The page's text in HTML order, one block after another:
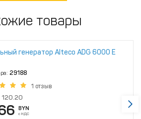
товары
генератор Alteco ADG 6000 Е
29188
1 отзыв
120.20
BYN
с НДС